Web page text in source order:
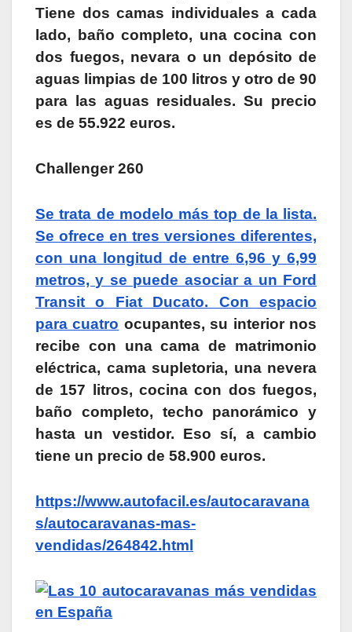
Tiene dos camas individuales a cada
lado, baño completo, una cocina con
dos fuegos, nevara o un depósito de
aguas limpias de 100 litros y otro de 90
para las aguas residuales. Su precio
es de 55.922 euros.
Challenger 260
Se trata de modelo más top de la lista.
Se ofrece en tres versiones diferentes,
con una longitud de entre 6,96 y 6,99
metros, y se puede asociar a un Ford
Transit o Fiat Ducato. Con espacio
para cuatro ocupantes, su interior nos
recibe con una cama de matrimonio
eléctrica, cama supletoria, una nevera
de 157 litros, cocina con dos fuegos,
baño completo, techo panorámico y
hasta un vestidor. Eso sí, a cambio
tiene un precio de 58.900 euros.
https://www.autofacil.es/autocaravana
s/autocaravanas-mas-
vendidas/264842.html